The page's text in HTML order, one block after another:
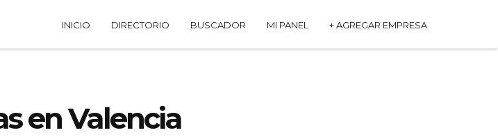
INICIO DIRECTORIO BUSCADOR MI PANEL + AGREGAR EMPRESA
en Valencia